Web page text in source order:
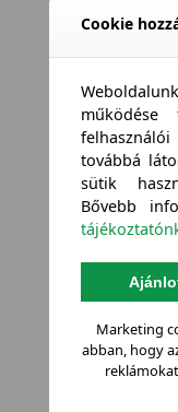
Cookie
továbbá
sütik
Bővebb
Marketing
abban, hogy